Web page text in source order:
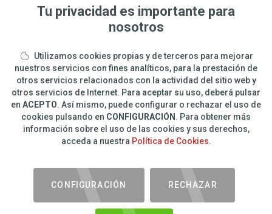
Fotografías de Naturaleza
Tienda Online
Talleres y cursos Fotográficos
LEGAL
Sobre Carlos Romero
Condiciones de compra
Privacidad y Cookies
Avisos legales
Devoluciones
Tu privacidad es importante para
nosotros
Utilizamos cookies propias y de terceros para mejorar
nuestros servicios con fines analíticos, para la prestación de
otros servicios relacionados con la actividad del sitio web y
otros servicios de Internet. Para aceptar su uso, deberá pulsar
en ACEPTO. Así mismo, puede configurar o rechazar el uso de
cookies pulsando en CONFIGURACIÓN . Para obtener más
información sobre el uso de las cookies y sus derechos,
acceda a nuestra Política de Cookies.
CONFIGURACIÓN RECHAZAR